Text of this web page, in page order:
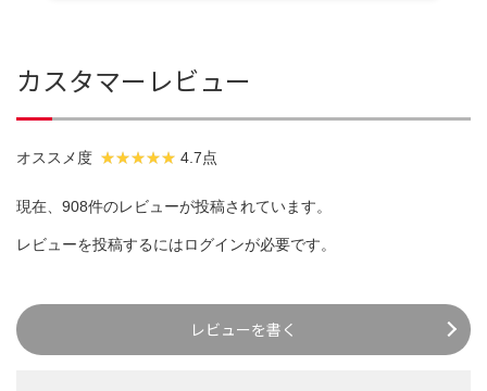
カスタマーレビュー
オススメ度 4.7点
現在、908件のレビューが投稿されています。
レビューを投稿するにはログインが必要です。
レビューを書く